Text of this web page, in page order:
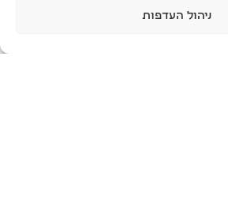
ניהול העדפות